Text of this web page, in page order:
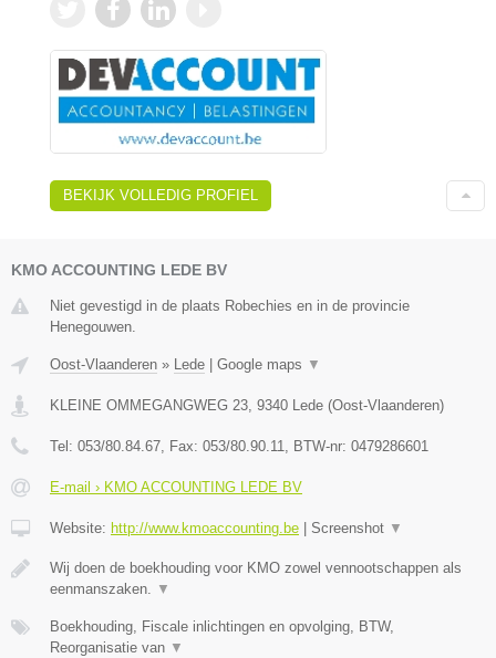
BEKIJK VOLLEDIG PROFIEL
KMO ACCOUNTING LEDE BV
Niet gevestigd in de plaats Robechies en in de provincie
Henegouwen.
Oost-Vlaanderen » Lede Google maps ▼
KLEINE OMMEGANGWEG 23, 9340 Lede (Oost-Vlaanderen)
Tel: 053/80.84.67, Fax: 053/80.90.11, BTW-nr: 0479286601
E-mail › KMO ACCOUNTING LEDE BV
Website: http://www.kmoaccounting.be Screenshot ▼
Wij doen de boekhouding voor KMO zowel vennootschappen als
eenmanszaken. ▼
Boekhouding, Fiscale inlichtingen en opvolging, BTW,
Reorganisatie van ▼